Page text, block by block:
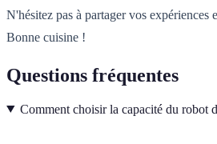
N'hésitez pas à partager vos expériences
Bonne cuisine !
Questions fréquentes
Comment choisir la capacité du robot